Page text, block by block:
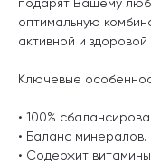
оптимальную
активной и здоровой
Ключевые
• 100%
• Баланс минералов.
• Содержит